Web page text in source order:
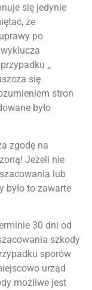
się jedynie
że
po
„
się
stron
było
zgodę na
Jeżeli nie
lub
było to zawarte
30 dni od
szkody
sporów
urząd
możliwe jest